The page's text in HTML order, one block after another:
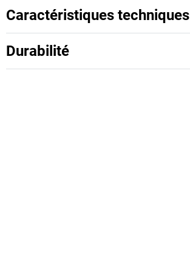
Caractéristiques techniques
Durabilité